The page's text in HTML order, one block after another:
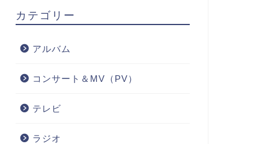
カテゴリー
アルバム
コンサート＆MV（PV）
テレビ
ラジオ